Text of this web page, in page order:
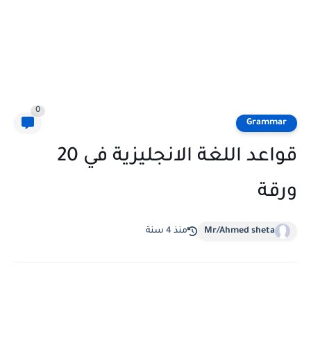
Grammar
0
قواعد اللغة الانجليزية في 20
ورقة
Mr/Ahmed sheta منذ 4 سنة